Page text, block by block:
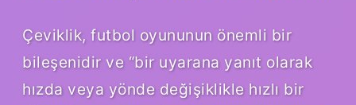
Çeviklik, futbol oyununun önemli bir
bileşenidir ve “bir uyarana yanıt olarak
hızda veya yönde değişiklikle hızlı bir